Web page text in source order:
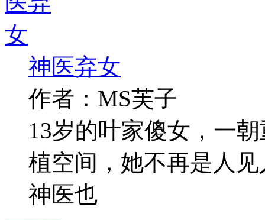
神医弃女
作者：MS芙子
13岁的叶家傻女，一
植空间，她不再是人
神医也